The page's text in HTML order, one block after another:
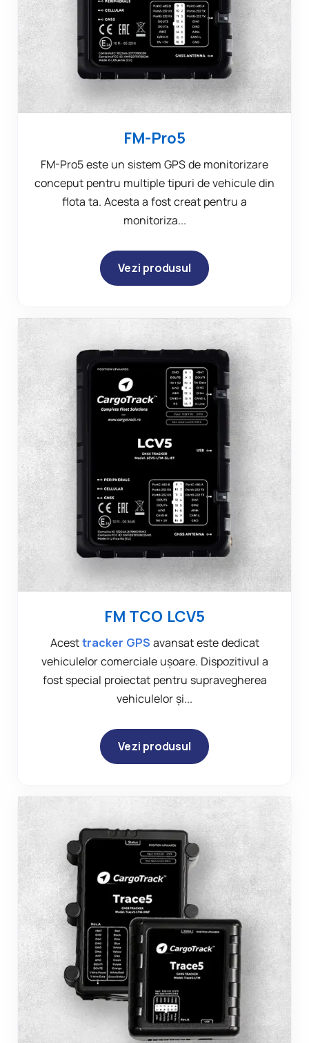
FM-Pro5
FM-Pro5 este un sistem GPS de monitorizare
conceput pentru multiple tipuri de vehicule din
flota ta. Acesta a fost creat pentru a
monitoriza...
Vezi produsul
FM TCO LCV5
Acesttracker GPS avansat este dedicat
vehiculelor comerciale ușoare. Dispozitivul a
fost special proiectat pentru supravegherea
vehiculelor și...
Vezi produsul